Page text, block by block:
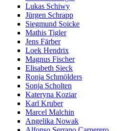
Lukas Schiwy
Jürgen Schrapp
Siegmund Soicke
Mathis Tigler
Jens Färber
Loek Hendrix
Magnus Fischer
Elisabeth Sieck
Ronja Schmölders
Sonja Scholten
Kateryna Koziar
Karl Kruber
Marcel Malchin
Angelika Nowak